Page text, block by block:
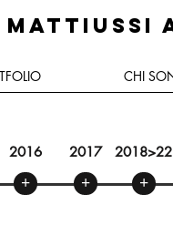
MATTIUSSI
CHI
2016 2017 2018>22
+ + +